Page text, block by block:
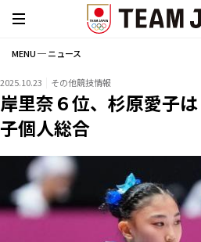
MENU ─ ニュース
2025.10.23 その他競技情報
岸里奈６位、杉原愛子
子個人総合